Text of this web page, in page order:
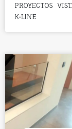
PROYECTOS
K•LINE